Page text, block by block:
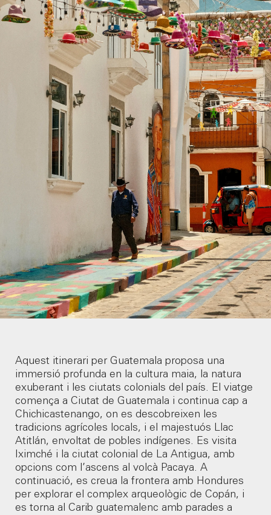
Aquest itinerari per Guatemala proposa una
immersió profunda en la cultura maia, la natura
exuberant i les ciutats colonials del país. El viatge
comença a Ciutat de Guatemala i continua cap a
Chichicastenango, on es descobreixen les
tradicions agrícoles locals, i el majestuós Llac
Atitlán, envoltat de pobles indígenes. Es visita
Iximché i la ciutat colonial de La Antigua, amb
opcions com l’ascens al volcà Pacaya. A
continuació, es creua la frontera amb Hondures
per explorar el complex arqueològic de Copán, i
es torna al Carib guatemalenc amb parades a